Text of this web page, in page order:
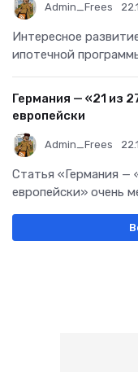
Admin_Frees
Интересное
ипотечной
Германия — «21 из
европейски
Admin_Frees
Статья «Германия —
европейски» очень